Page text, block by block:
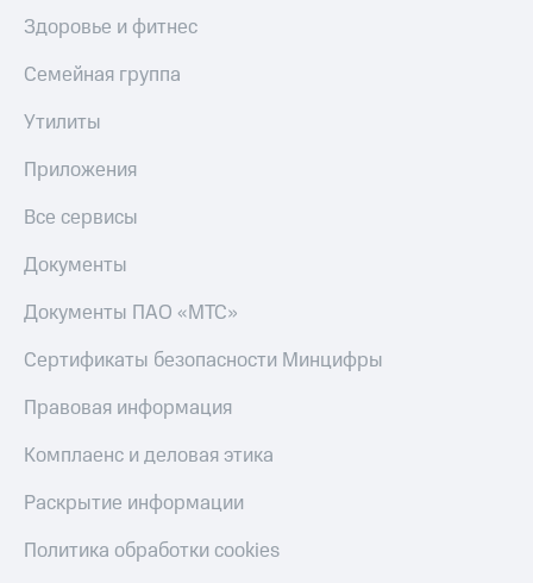
Здоровье и фитнес
Семейная группа
Утилиты
Приложения
Все сервисы
Документы
Документы ПАО «МТС»
Сертификаты безопасности Минцифры
Правовая информация
Комплаенс и деловая этика
Раскрытие информации
Политика обработки cookies